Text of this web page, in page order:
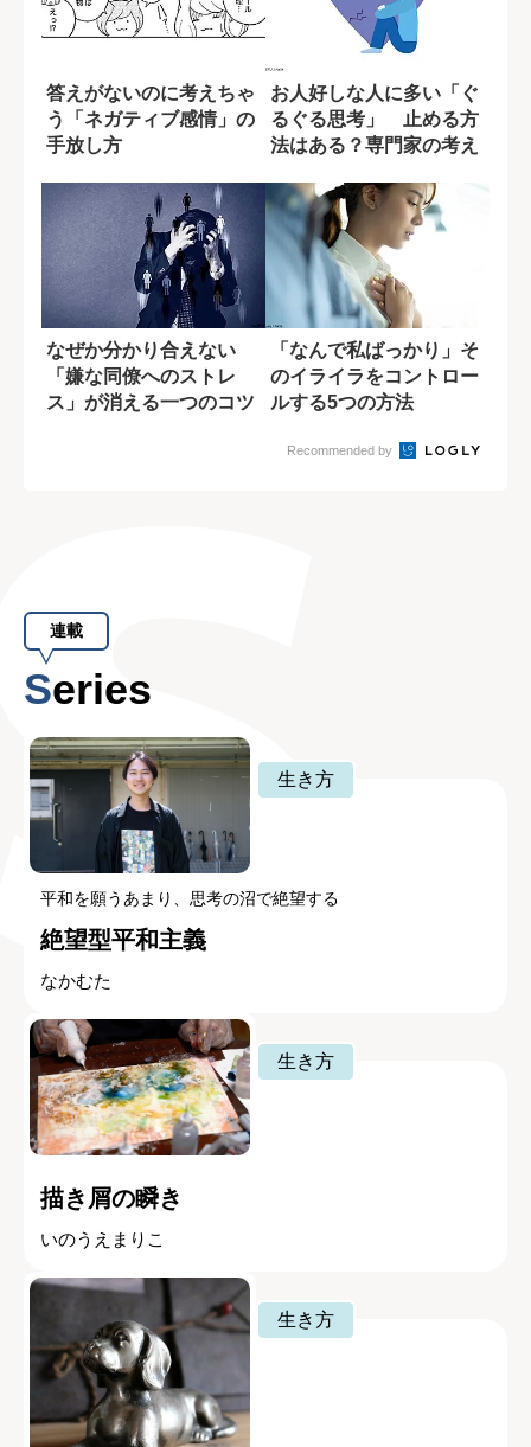
答えがないのに考えちゃ
う「ネガティブ感情」の
手放し方
お人好しな人に多い「ぐ
るぐる思考」 止める方
法はある？専門家の考え
なぜか分かり合えない
「嫌な同僚へのストレ
ス」が消える一つのコツ
「なんで私ばっかり」そ
のイライラをコントロー
ルする5つの方法
Recommended by
連載
Series
生き方
平和を願うあまり、思考の沼で絶望する
絶望型平和主義
なかむた
生き方
描き屑の瞬き
いのうえまりこ
生き方